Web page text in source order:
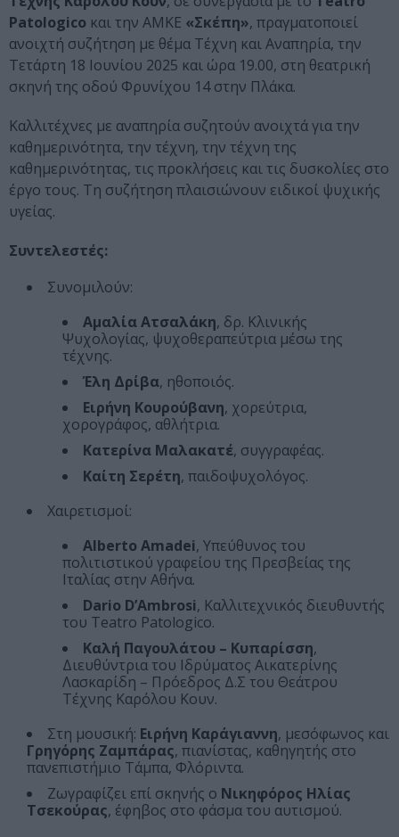
Patologico και την ΑΜΚΕ «Σκέπη», πραγματοποιεί
ανοιχτή συζήτηση με θέμα Τέχνη και Αναπηρία, την
Τετάρτη 18 Ιουνίου 2025 και ώρα 19.00, στη θεατρική
σκηνή της οδού Φρυνίχου 14 στην Πλάκα.
Καλλιτέχνες με αναπηρία συζητούν ανοιχτά για την
καθημερινότητα, την τέχνη, την τέχνη της
καθημερινότητας, τις προκλήσεις και τις δυσκολίες στο
έργο τους. Τη συζήτηση πλαισιώνουν ειδικοί ψυχικής
υγείας.
Συντελεστές:
Συνομιλούν:
Αμαλία Ατσαλάκη, δρ. Κλινικής
Ψυχολογίας, ψυχοθεραπεύτρια μέσω της
τέχνης.
Έλη Δρίβα, ηθοποιός.
Ειρήνη Κουρούβανη, χορεύτρια,
χορογράφος, αθλήτρια.
Κατερίνα Μαλακατέ, συγγραφέας.
Καίτη Σερέτη, παιδοψυχολόγος.
Χαιρετισμοί:
Alberto Amadei, Υπεύθυνος του
πολιτιστικού γραφείου της Πρεσβείας της
Ιταλίας στην Αθήνα.
Dario D’Ambrosi, Καλλιτεχνικός διευθυντής
του Teatro Patologico.
Καλή Παγουλάτου – Κυπαρίσση,
Διευθύντρια του Ιδρύματος Αικατερίνης
Λασκαρίδη – Πρόεδρος Δ.Σ του Θεάτρου
Τέχνης Καρόλου Κουν.
Στη μουσική: Ειρήνη Καράγιαννη, μεσόφωνος και
Γρηγόρης Ζαμπάρας, πιανίστας, καθηγητής στο
πανεπιστήμιο Τάμπα, Φλόριντα.
Ζωγραφίζει επί σκηνής ο Νικηφόρος Ηλίας
Τσεκούρας, έφηβος στο φάσμα του αυτισμού.